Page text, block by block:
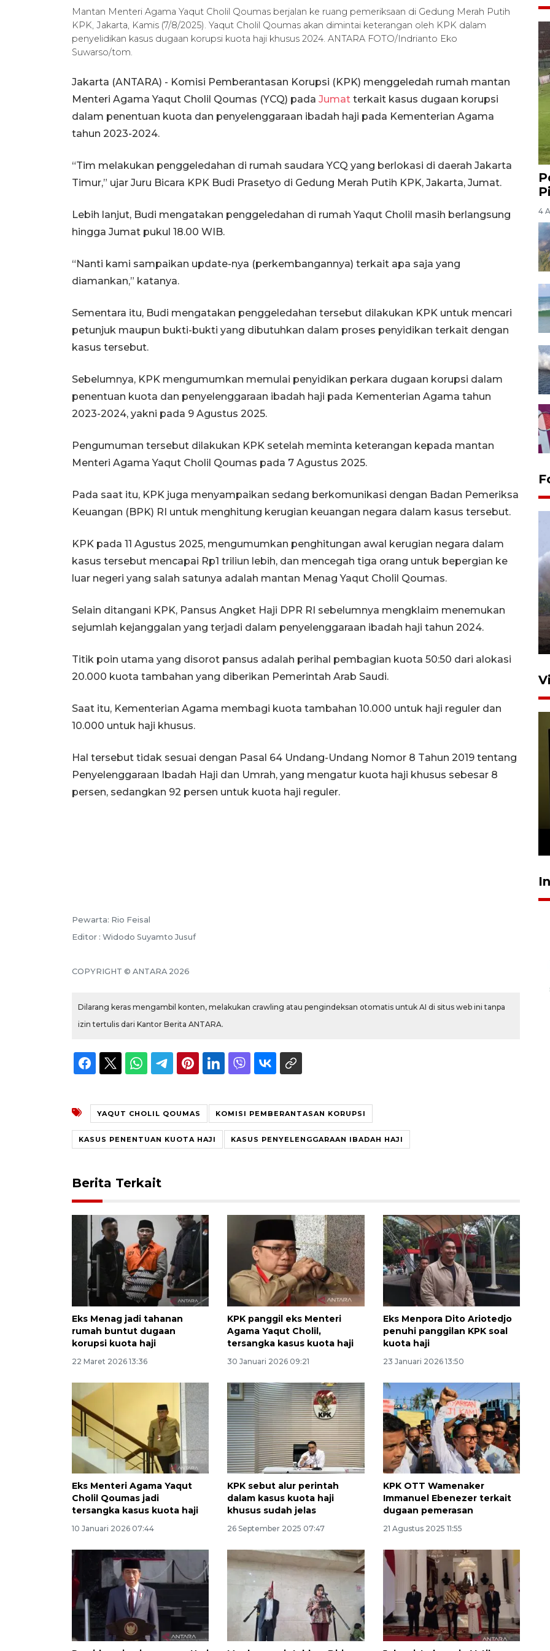
Mantan Menteri Agama Yaqut Cholil Qoumas berjalan ke ruang pemeriksaan di Gedung Merah Putih
KPK, Jakarta, Kamis (7/8/2025). Yaqut Cholil Qoumas akan dimintai keterangan oleh KPK dalam
penyelidikan kasus dugaan korupsi kuota haji khusus 2024. ANTARA FOTO/Indrianto Eko
Suwarso/tom.
Jakarta (ANTARA) - Komisi Pemberantasan Korupsi (KPK) menggeledah rumah mantan
Menteri Agama Yaqut Cholil Qoumas (YCQ) pada Jumat terkait kasus dugaan korupsi
dalam penentuan kuota dan penyelenggaraan ibadah haji pada Kementerian Agama
tahun 2023-2024.
“Tim melakukan penggeledahan di rumah saudara YCQ yang berlokasi di daerah Jakarta
Timur,” ujar Juru Bicara KPK Budi Prasetyo di Gedung Merah Putih KPK, Jakarta, Jumat.
Lebih lanjut, Budi mengatakan penggeledahan di rumah Yaqut Cholil masih berlangsung
hingga Jumat pukul 18.00 WIB.
“Nanti kami sampaikan update-nya (perkembangannya) terkait apa saja yang
diamankan,” katanya.
Sementara itu, Budi mengatakan penggeledahan tersebut dilakukan KPK untuk mencari
petunjuk maupun bukti-bukti yang dibutuhkan dalam proses penyidikan terkait dengan
kasus tersebut.
Sebelumnya, KPK mengumumkan memulai penyidikan perkara dugaan korupsi dalam
penentuan kuota dan penyelenggaraan ibadah haji pada Kementerian Agama tahun
2023-2024, yakni pada 9 Agustus 2025.
Pengumuman tersebut dilakukan KPK setelah meminta keterangan kepada mantan
Menteri Agama Yaqut Cholil Qoumas pada 7 Agustus 2025.
Pada saat itu, KPK juga menyampaikan sedang berkomunikasi dengan Badan Pemeriksa
Keuangan (BPK) RI untuk menghitung kerugian keuangan negara dalam kasus tersebut.
KPK pada 11 Agustus 2025, mengumumkan penghitungan awal kerugian negara dalam
kasus tersebut mencapai Rp1 triliun lebih, dan mencegah tiga orang untuk bepergian ke
luar negeri yang salah satunya adalah mantan Menag Yaqut Cholil Qoumas.
Selain ditangani KPK, Pansus Angket Haji DPR RI sebelumnya mengklaim menemukan
sejumlah kejanggalan yang terjadi dalam penyelenggaraan ibadah haji tahun 2024.
Titik poin utama yang disorot pansus adalah perihal pembagian kuota 50:50 dari alokasi
20.000 kuota tambahan yang diberikan Pemerintah Arab Saudi.
Saat itu, Kementerian Agama membagi kuota tambahan 10.000 untuk haji reguler dan
10.000 untuk haji khusus.
Hal tersebut tidak sesuai dengan Pasal 64 Undang-Undang Nomor 8 Tahun 2019 tentang
Penyelenggaraan Ibadah Haji dan Umrah, yang mengatur kuota haji khusus sebesar 8
persen, sedangkan 92 persen untuk kuota haji reguler.
Pewarta: Rio Feisal
Editor : Widodo Suyamto Jusuf
COPYRIGHT © ANTARA 2026
Dilarang keras mengambil konten, melakukan crawling atau pengindeksan otomatis untuk AI di situs web ini tanpa
izin tertulis dari Kantor Berita ANTARA.
YAQUT CHOLIL QOUMAS KOMISI PEMBERANTASAN KORUPSI
KASUS PENENTUAN KUOTA HAJI KASUS PENYELENGGARAAN IBADAH HAJI
Berita Terkait
Eks Menag jadi tahanan
rumah buntut dugaan
korupsi kuota haji
22 Maret 2026 13:36
KPK panggil eks Menteri
Agama Yaqut Cholil,
tersangka kasus kuota haji
30 Januari 2026 09:21
Eks Menpora Dito Ariotedjo
penuhi panggilan KPK soal
kuota haji
23 Januari 2026 13:50
Eks Menteri Agama Yaqut
Cholil Qoumas jadi
tersangka kasus kuota haji
10 Januari 2026 07:44
KPK sebut alur perintah
dalam kasus kuota haji
khusus sudah jelas
26 September 2025 07:47
KPK OTT Wamenaker
Immanuel Ebenezer terkait
dugaan pemerasan
21 Agustus 2025 11:55
4
Sebanyak 62 penumpang
Mutiara Sentosa II
dikembalikan ke Surabaya
Persiapan Skuad Garuda
Sinyal positif perekonomian
Indonesia
2026-08-05 15:00:00